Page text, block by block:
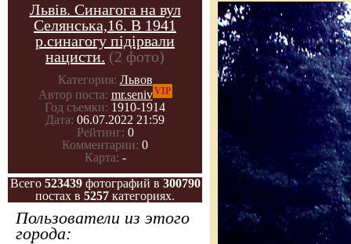
Львів. Синагога на вул
Селянська,16. В 1941
р.синагогу підірвали
нацисти. (2 фото)
Категория: Львов
Автор поста: mr.senivVIP
Год съемки: 1910-1914
Дата: 06.07.2022 21:59
Рейтинг: 0
Комментарии: 0
Карта: -
Всего 523439фотографий в 300790
постах в 5257 категориях.
Пользователи из этого
города: